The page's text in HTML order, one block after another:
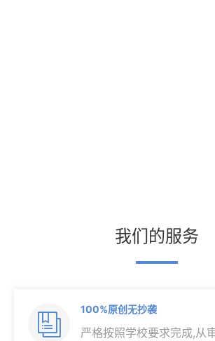
我们的服务

100%原创无抄袭
严格按照学校要求完成,从